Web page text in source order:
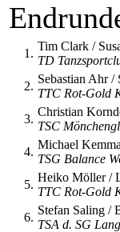
1.
Tim Clark /
TD
2.
Sebastian Ahr
TTC Rot-Gold
3.
Christian
TSC
4.
Michael
TSG Balance
5.
Heiko Möller /
TTC Rot-Gold
6.
Stefan Saling /
TSA d. SG